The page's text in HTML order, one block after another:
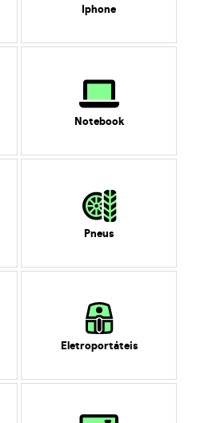
Iphone
Notebook
Pneus
Eletroportáteis